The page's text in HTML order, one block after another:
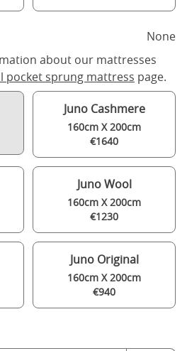
None
about our mattresses
pocket sprung mattress page.
Juno Cashmere
160cm X 200cm
€1640
Juno Wool
160cm X 200cm
€1230
Juno Original
160cm X 200cm
€940